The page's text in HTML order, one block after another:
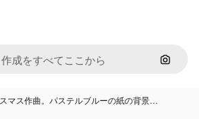
画像で
マス作曲。パステルブルーの紙の背景…